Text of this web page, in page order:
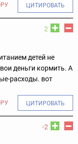
ЦИТИРОВАТЬ
2
детей не
деньги кормить. А
расходы. вот
ЦИТИРОВАТЬ
-2